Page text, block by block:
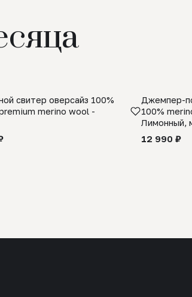
свитер оверсайз 100%
merino wool -
Джемпер-
100%
Лимонный,
12 990 ₽